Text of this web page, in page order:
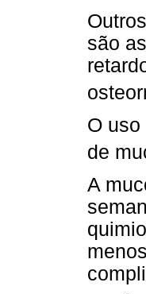
são
O
de
A